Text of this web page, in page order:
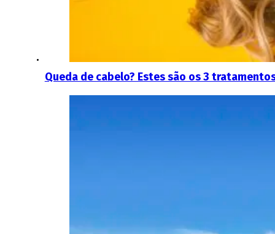
Queda de cabelo? Estes são os 3